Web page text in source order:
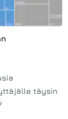
täysin